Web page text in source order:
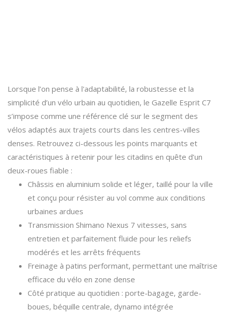
Lorsque l’on pense à l'adaptabilité, la robustesse et la
simplicité d’un vélo urbain au quotidien, le Gazelle Esprit C7
s’impose comme une référence clé sur le segment des
vélos adaptés aux trajets courts dans les centres-villes
denses. Retrouvez ci-dessous les points marquants et
caractéristiques à retenir pour les citadins en quête d’un
deux-roues fiable :
Châssis en aluminium solide et léger, taillé pour la ville
et conçu pour résister au vol comme aux conditions
urbaines ardues
Transmission Shimano Nexus 7 vitesses, sans
entretien et parfaitement fluide pour les reliefs
modérés et les arrêts fréquents
Freinage à patins performant, permettant une maîtrise
efficace du vélo en zone dense
Côté pratique au quotidien : porte-bagage, garde-
boues, béquille centrale, dynamo intégrée